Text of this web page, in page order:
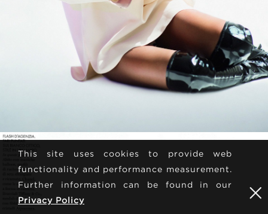
This site uses cookies to provide web
functionality and performance measurement.
Further information can be found in our
Privacy Policy